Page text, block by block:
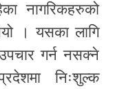
नागरिकहरुको
। यसका लागि
गर्न नसक्ने
निःशुल्क